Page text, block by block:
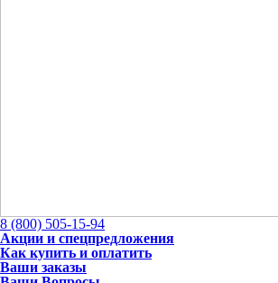
8 (800) 505-15-94
Акции и спецпредложения
Как купить и оплатить
Ваши заказы